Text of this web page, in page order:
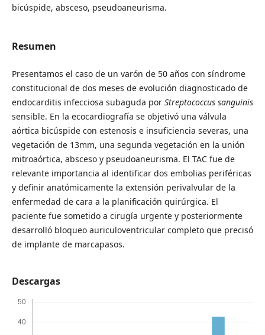
bicúspide, absceso, pseudoaneurisma.
Resumen
Presentamos el caso de un varón de 50 años con síndrome
constitucional de dos meses de evolución diagnosticado de
endocarditis infecciosa subaguda por Streptococcus sanguinis
sensible. En la ecocardiografía se objetivó una válvula
aórtica bicúspide con estenosis e insuficiencia severas, una
vegetación de 13mm, una segunda vegetación en la unión
mitroaórtica, absceso y pseudoaneurisma. El TAC fue de
relevante importancia al identificar dos embolias periféricas
y definir anatómicamente la extensión perivalvular de la
enfermedad de cara a la planificación quirúrgica. El
paciente fue sometido a cirugía urgente y posteriormente
desarrolló bloqueo auriculoventricular completo que precisó
de implante de marcapasos.
Descargas